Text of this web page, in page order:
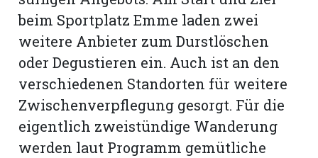
beim Sportplatz Emme laden zwei
weitere Anbieter zum Durstlöschen
oder Degustieren ein. Auch ist an den
verschiedenen Standorten für weitere
Zwischenverpflegung gesorgt. Für die
eigentlich zweistündige Wanderung
werden laut Programm gemütliche